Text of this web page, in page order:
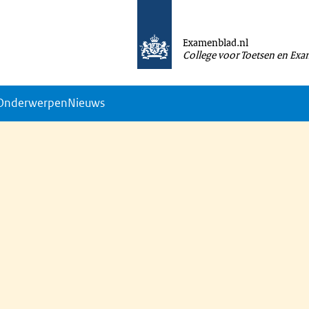
Examenblad.nl
College voor Toetsen en
Nieuws